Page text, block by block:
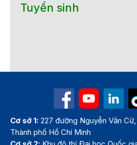
Tuyển sinh
Cơ sở 1: 227 đường Nguyễn Văn
Thành phố Hồ Chí Minh